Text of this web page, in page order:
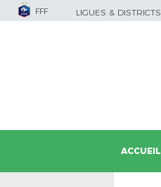
FFF LIGUES & DISTRICTS
ACCUEIL